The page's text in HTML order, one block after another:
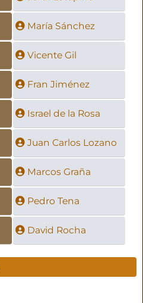
María Sánchez
Vicente Gil
Fran Jiménez
Israel de la Rosa
Juan Carlos Lozano
Marcos Graña
Pedro Tena
David Rocha